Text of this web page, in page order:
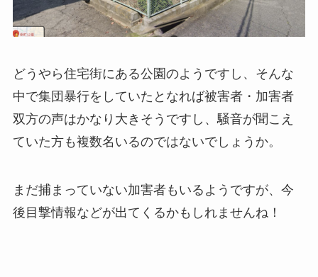
どうやら住宅街にある公園のようですし、そんな
中で集団暴行をしていたとなれば被害者・加害者
双方の声はかなり大きそうですし、騒音が聞こえ
ていた方も複数名いるのではないでしょうか。
まだ捕まっていない加害者もいるようですが、今
後目撃情報などが出てくるかもしれませんね！